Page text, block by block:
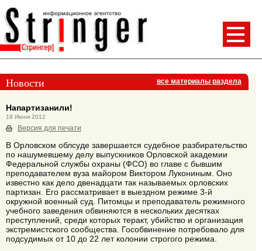
Новости все материалы раздела
Напартизанили!
18 Июня 2012
Версия для печати
В Орловском облсуде завершается судебное разбирательство
по нашумевшему делу выпускников Орловской академии
Федеральной службы охраны (ФСО) во главе с бывшим
преподавателем вуза майором Виктором Лукониным. Оно
известно как дело двенадцати так называемых орловских
партизан. Его рассматривает в выездном режиме 3-й
окружной военный суд. Питомцы и преподаватель режимного
учебного заведения обвиняются в нескольких десятках
преступлений, среди которых теракт, убийство и организация
экстремистского сообщества. Гособвинение потребовало для
подсудимых от 10 до 22 лет колонии строгого режима.